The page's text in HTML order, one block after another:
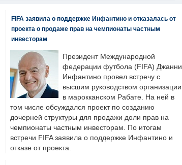
FIFA заявила о поддержке Инфантино и отказалась от
проекта о продаже прав на чемпионаты частным
инвесторам
Президент Международной
федерации футбола (FIFA) Джанни
Инфантино провел встречу с
высшим руководством организации
в марокканском Рабате. На ней в
том числе обсуждался проект по созданию
дочерней структуры для продажи доли прав на
чемпионаты частным инвесторам. По итогам
встречи FIFA заявила о поддержке Инфантино и
отказе от проекта.